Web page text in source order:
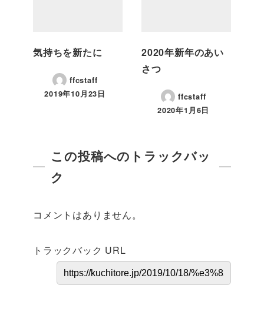
気持ちを新たに
ffcstaff
2019年10月23日
2020年新年のあい
さつ
ffcstaff
2020年1月6日
この投稿へのトラックバッ
ク
コメントはありません。
トラックバック URL